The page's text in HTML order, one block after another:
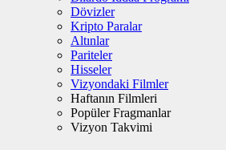
Dövizler
Kripto Paralar
Altınlar
Pariteler
Hisseler
Vizyondaki Filmler
Haftanın Filmleri
Popüler Fragmanlar
Vizyon Takvimi